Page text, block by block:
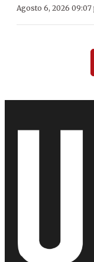
Agosto 6, 2026 09:07